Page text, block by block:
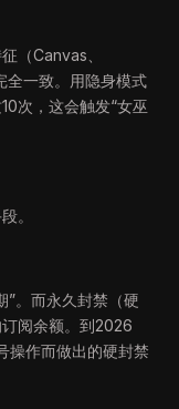
（Canvas、
全一致。用隐身模式
次，这会触发“女巫
。
”。而永久封禁（硬
阅余额。到2026
操作而做出的硬封禁